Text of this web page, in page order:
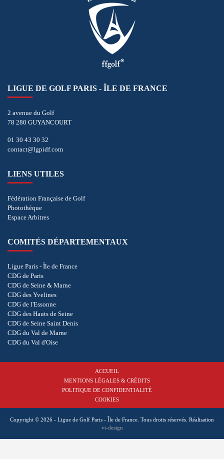
LIGUE DE GOLF PARIS - ÎLE DE FRANCE
2 avenue du Golf
78 280 GUYANCOURT
01 30 43 30 32
contact@lgpidf.com
LIENS UTILES
Fédération Française de Golf
Photothèque
Espace Arbitres
COMITÉS DÉPARTEMENTAUX
Ligue Paris - Île de France
CDG de Paris
CDG de Seine & Marne
CDG des Yvelines
CDG de l'Essonne
CDG des Hauts de Seine
CDG de Seine Saint Denis
CDG du Val de Marne
CDG du Val d'Oise
ACCUEIL
MENTIONS LÉGALES & CRÉDITS
POLITIQUE DE CONFIDENTIALITÉ
COOKIES
Copyright © 2026 - Ligue de Golf Paris - Île de France. Tous droits réservés. Réalisation
vt-design